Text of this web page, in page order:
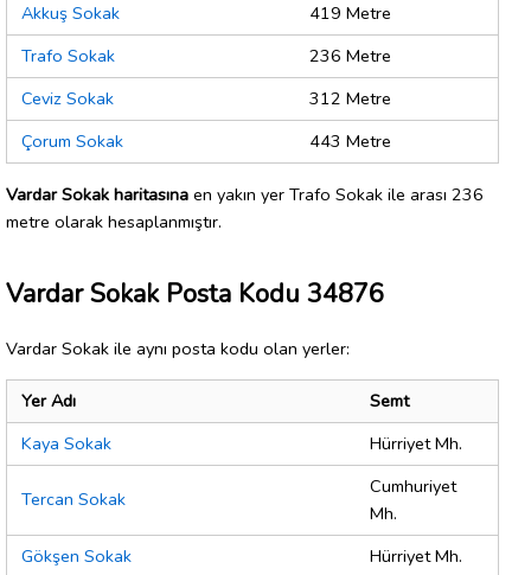
Akkuş Sokak
419 Metre
Trafo Sokak
236 Metre
Ceviz Sokak
312 Metre
Çorum Sokak
443 Metre
Vardar Sokak haritasına en yakın yer Trafo Sokak ile arası 236
metre olarak hesaplanmıştır.
Vardar Sokak Posta Kodu 34876
Vardar Sokak ile aynı posta kodu olan yerler:
Yer Adı
Semt
Kaya Sokak
Hürriyet Mh.
Tercan Sokak
Cumhuriyet
Mh.
Gökşen Sokak
Hürriyet Mh.